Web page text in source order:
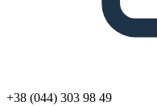
+38 (044) 303 98 49